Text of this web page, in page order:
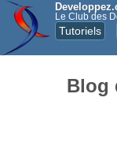
Le Club des
Tutoriels
Blog